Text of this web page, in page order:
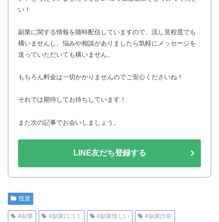
い！
副業に関する情報を随時配信していますので、流し見程度でも
構いませんし、悩みや相談がありましたら気軽にメッセージを
送っていただいても構いません。
もちろん料金は一切かかりませんのでご安心くださいね！
それでは期待してお待ちしています！
また次の記事でお会いしましょう。
LINE友だち登録する
投資
#副業 #副業口コミ #副業怪しい
#副業詐欺